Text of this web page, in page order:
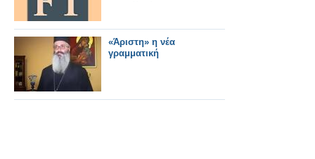
«Άριστη» η νέα
γραμματική